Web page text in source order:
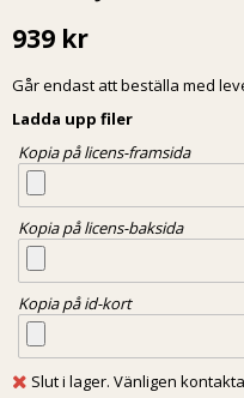
939 kr
Går endast att beställa med
Ladda upp filer
Kopia på licens-framsida
Kopia på licens-baksida
Kopia på id-kort
Slut i lager. Vänligen